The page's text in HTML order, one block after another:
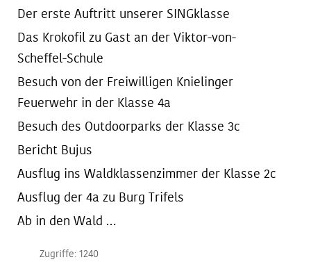
Der erste Auftritt unserer SINGklasse
Das Krokofil zu Gast an der Viktor-von-
Scheffel-Schule
Besuch von der Freiwilligen Knielinger
Feuerwehr in der Klasse 4a
Besuch des Outdoorparks der Klasse 3c
Bericht Bujus
Ausflug ins Waldklassenzimmer der Klasse 2c
Ausflug der 4a zu Burg Trifels
Ab in den Wald …
Zugriffe: 1240